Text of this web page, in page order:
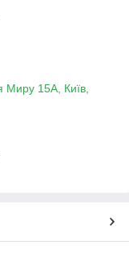
Миру 15А, Київ,